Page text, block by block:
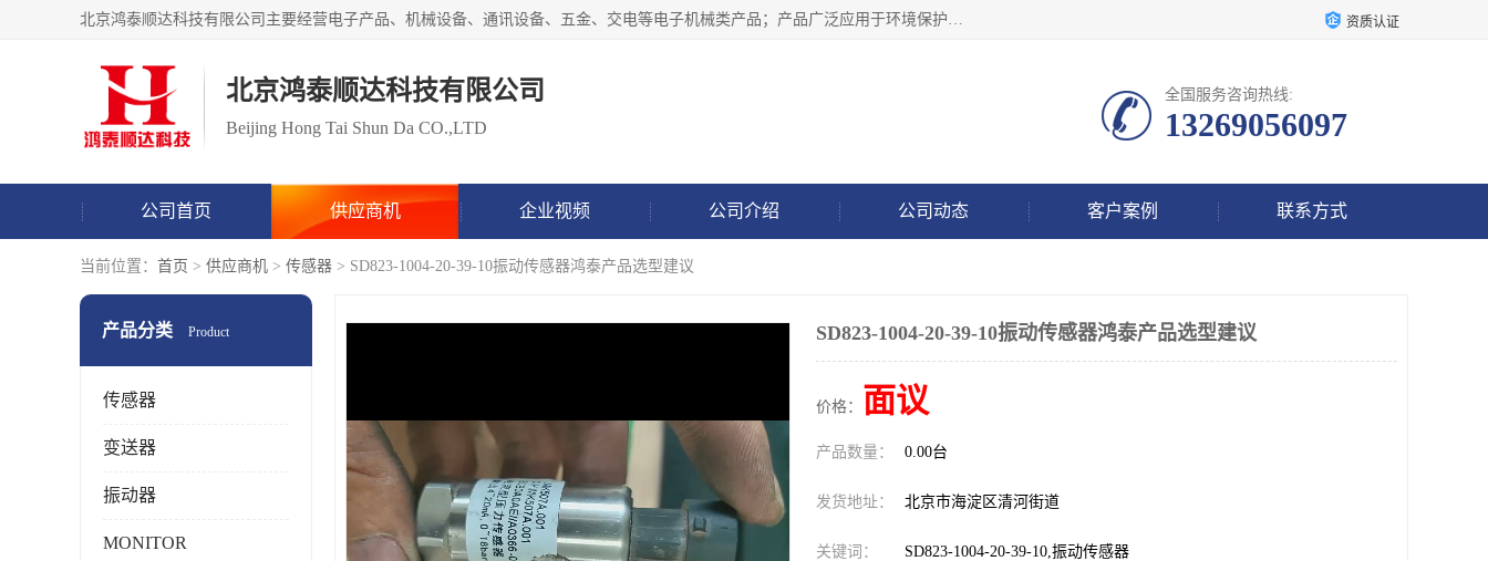
北京鸿泰顺达科技有限公司主要经营电子产品、机械设备、通讯设备、五金、交电等电子机械类产品；产品广泛应用于环境保护、石油化工、电力电子、冶金建筑、煤炭、农业、卫生防疫、教育科研等行业。并成功的与各地环境监测站、污水处理厂、卷烟厂、电厂、高校、科学院所、卫生防疫部门、煤矿、石化厂等用户建立了密切的合作关系。 资质认证
北京鸿泰顺达科技有限公司
Beijing Hong Tai Shun Da CO.,LTD
全国服务咨询热线:
13269056097
公司首页 供应商机 企业视频 公司介绍 公司动态 客户案例 联系方式
当前位置： 首页 > 供应商机 > 传感器 > SD823-1004-20-39-10振动传感器鸿泰产品选型建议
产品分类 Product
传感器
变送器
振动器
MONITOR
SD823-1004-20-39-10振动传感器鸿泰产品选型建议
价格： 面议
产品数量： 0.00台
发货地址： 北京市海淀区清河街道
关键词： SD823-1004-20-39-10,振动传感器